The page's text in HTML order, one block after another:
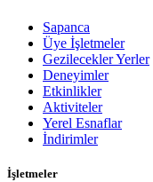
Sapanca
Üye İşletmeler
Gezilecekler Yerler
Deneyimler
Etkinlikler
Aktiviteler
Yerel Esnaflar
İndirimler
İşletmeler